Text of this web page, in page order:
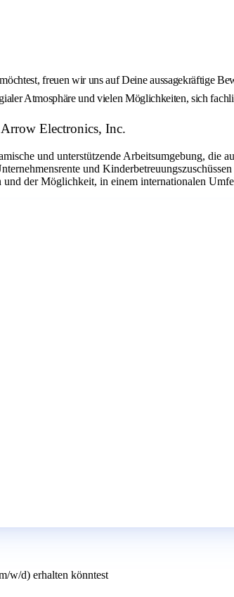
freuen wir uns auf Deine aussagekräftige
Atmosphäre und vielen Möglichkeiten, sich
Electronics, Inc.
und unterstützende Arbeitsumgebung, die
und
der Möglichkeit, in einem internationalen
w/d) erhalten könntest